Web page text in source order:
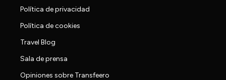
Política de privacidad
Política de cookies
Travel Blog
Sala de prensa
Opiniones sobre Transfeero